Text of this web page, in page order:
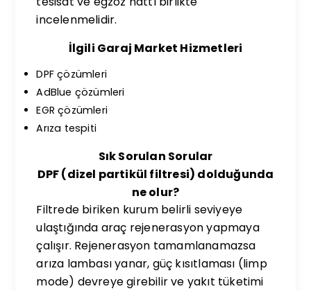
incelenmelidir.
İlgili Garaj Market Hizmetleri
DPF çözümleri
AdBlue çözümleri
EGR çözümleri
Arıza tespiti
Sık Sorulan Sorular
DPF (dizel partikül filtresi) dolduğunda
ne olur?
Filtrede biriken kurum belirli seviyeye
ulaştığında araç rejenerasyon yapmaya
çalışır. Rejenerasyon tamamlanamazsa
arıza lambası yanar, güç kısıtlaması (limp
mode) devreye girebilir ve yakıt tüketimi